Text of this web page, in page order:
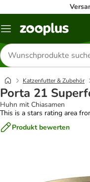
Menü
Produkte
suchen
Katzenfutter & Zubehör
Porta 21
Huhn mit Chiasamen
This is a stars rating area
Produkt bewerten